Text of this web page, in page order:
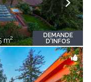
m2
DEMANDE
D'INFOS